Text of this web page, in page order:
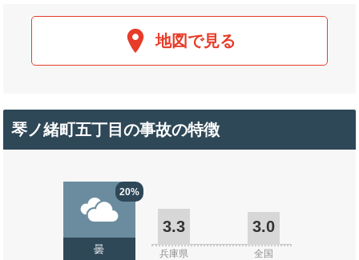
地図で見る
琴ノ緒町五丁目の事故の特徴
20%
曇
3.3 3.0
兵庫県 全国